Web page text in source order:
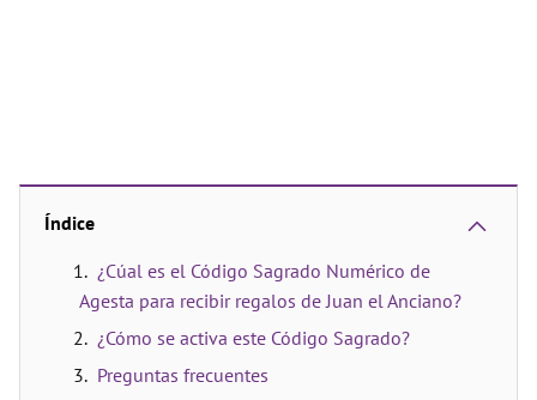
Índice
¿Cúal es el Código Sagrado Numérico de
Agesta para recibir regalos de Juan el Anciano?
¿Cómo se activa este Código Sagrado?
Preguntas frecuentes